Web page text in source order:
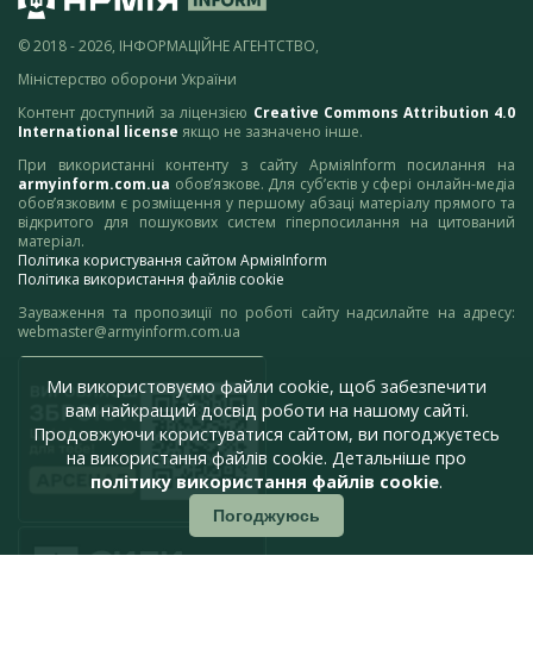
© 2018 - 2026, ІНФОРМАЦІЙНЕ АГЕНТСТВО,
Міністерство оборони України
Контент доступний за ліцензією Creative Commons Attribution 4.0
International license якщо не зазначено інше.
При використанні контенту з сайту АрміяInform посилання на
armyinform.com.ua обов’язкове. Для суб’єктів у сфері онлайн-медіа
обов’язковим є розміщення у першому абзаці матеріалу прямого та
відкритого для пошукових систем гіперпосилання на цитований
матеріал.
Політика користування сайтом АрміяInform
Політика використання файлів cookie
Зауваження та пропозиції по роботі сайту надсилайте на адресу:
webmaster@armyinform.com.ua
Ми використовуємо файли cookie, щоб забезпечити
вам найкращий досвід роботи на нашому сайті.
Продовжуючи користуватися сайтом, ви погоджуєтесь
на використання файлів cookie. Детальніше про
політику використання файлів cookie.
Погоджуюсь